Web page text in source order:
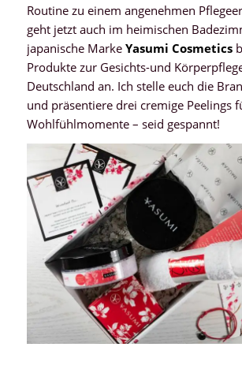
Routine zu einem angenehmen
geht jetzt auch im heimischen
japanische Marke Yasumi Cosmetics
Produkte zur Gesichts-und
Deutschland an. Ich stelle euch die
und präsentiere drei cremige Peelings
Wohlfühlmomente – seid gespannt!